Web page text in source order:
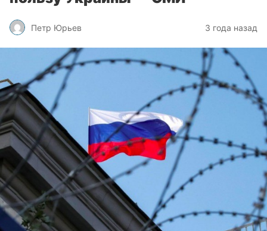
Петр Юрьев 3 года назад